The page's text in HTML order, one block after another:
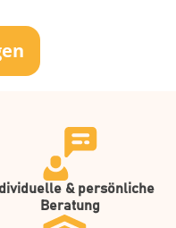
& persönliche
Beratung